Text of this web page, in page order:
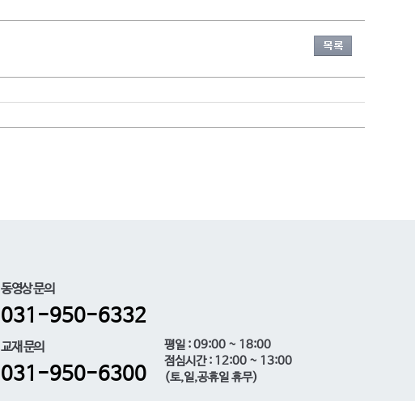
동영상 문의
031-950-6332
교재 문의
031-950-6300
평일 : 09:00 ~ 18:00
점심시간 : 12:00 ~ 13:00
(토,일,공휴일 휴무)